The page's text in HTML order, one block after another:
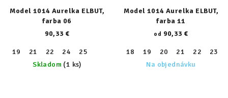
Model 1014 Aurelka ELBUT,
farba 06
90,33 €
19 21 22 24
25
Skladom (1 ks)
Model 1014 Aurelka ELBUT,
farba 11
od 90,33 €
18 19 20 21 22 23
Na objednávku